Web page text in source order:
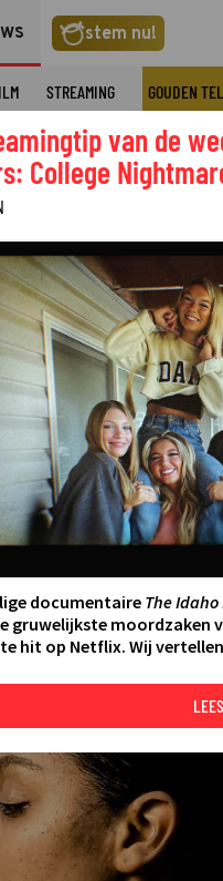
stem nu!
STREAMING GOUDEN
geheim in
van de
College
documentaire The
gruwelijkste moordzaken
hit op Netflix. Wij